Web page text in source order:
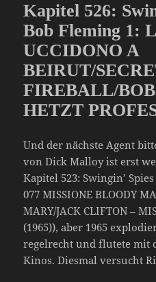
Kapitel 526:
Bob Fleming 1:
UCCIDONO A
BEIRUT/
FIREBALL/
HETZT
Und der nächste Agent
von Dick Malloy ist erst
Kapitel 523: Swingin’
077 MISSIONE BLOODY
MARY/JACK CLIFTON –
(1965)), aber 1965
regelrecht und flutete mit
Kinos. Diesmal versucht